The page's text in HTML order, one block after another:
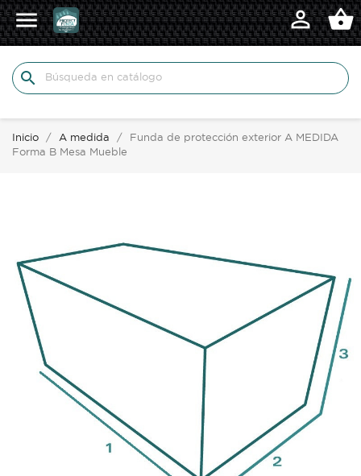
 shopping_basket

search
Inicio A medida
Funda de protección exterior A MEDIDA
Forma B Mesa Mueble